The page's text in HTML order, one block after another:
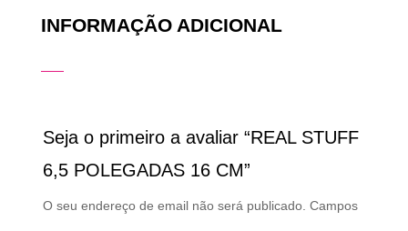
INFORMAÇÃO ADICIONAL
Seja o primeiro a avaliar “REAL STUFF
6,5 POLEGADAS 16 CM”
O seu endereço de email não será publicado. Campos